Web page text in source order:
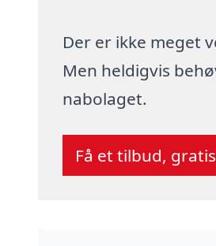
Der er ikke meget
Men heldigvis
nabolaget.
Få et tilbud,